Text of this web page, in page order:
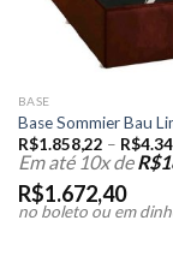
BASE
Base Sommier Bau
R$1.858,22 – R$
Em até 10x deR$
R$1.672,40
no boleto ou em